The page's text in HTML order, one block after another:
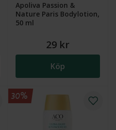
Apoliva Passion &
Nature Paris Bodylotion,
50 ml
29 kr
Köp
30%